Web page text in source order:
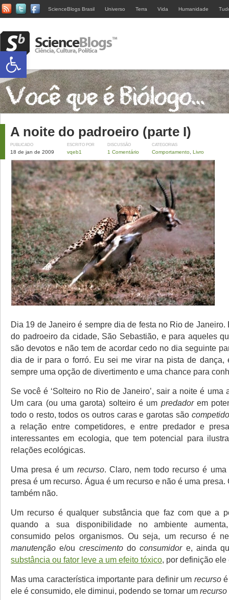
ScienceBlogs Brasil Universo Terra Vida Humanidade
A noite do padroeiro (parte I)
PUBLICADO
18 de jan de 2009
ESCRITO POR
vqeb1
DISCUSSÃO
1 Comentário
CATEGORIAS
Comportamento Livro
Dia 19 de Janeiro é sempre dia de festa no Rio de Janeiro.
do padroeiro da cidade, São Sebastião, e para aqueles
são devotos e não tem de acordar cedo no dia seguinte
dia de ir para o forró. Eu sei me virar na pista de dança,
sempre uma opção de divertimento e uma chance para
Se você é ‘Solteiro no Rio de Janeiro’, sair a noite é uma
Um cara (ou uma garota) solteiro é um predadorem
todo o resto, todos os outros caras e garotas são
a relação entre competidores, e entre predador e
interessantes em ecologia, que tem potencial para
relações ecológicas.
Uma presa é um recurso. Claro, nem todo recurso é uma
presa é um recurso. Água é um recurso e não é uma
também não.
Um recurso é qualquer substância que faz com que a
quando a sua disponibilidade no ambiente
consumido pelos organismos. Ou seja, um recurso é
manutenção e/ou crescimentodoconsumidore, ainda
substância ou fator leve a um efeito tóxico, por definição
Mas uma característica importante para definir um recursoé
ele é consumido, ele diminui, podendo se tornar um
Abrir a barra de ferramentas